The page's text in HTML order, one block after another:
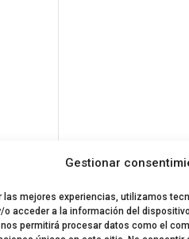
Gestionar
las mejores experiencias, utilizamos
o acceder a la información del
permitirá procesar datos como el